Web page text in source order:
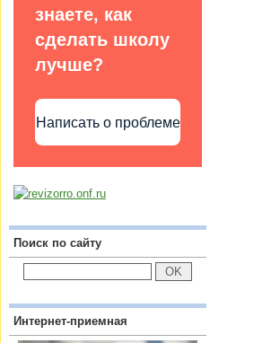
знаете, как
сделать школу
лучше?
Написать о проблеме
Поиск по сайту
Интернет-приемная